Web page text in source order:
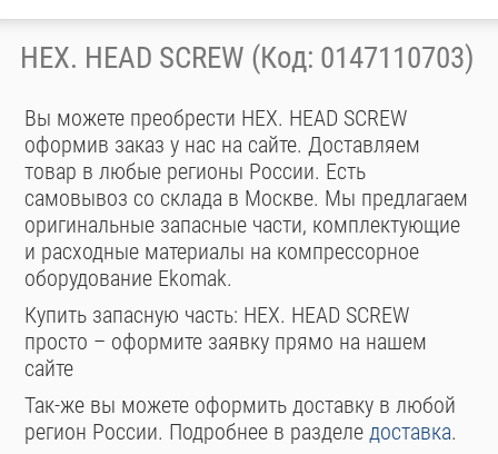
HEX. HEAD SCREW (Код: 0147110703)
Вы можете преобрести HEX. HEAD SCREW
оформив заказ у нас на сайте. Доставляем
товар в любые регионы России. Есть
самовывоз со склада в Москве. Мы предлагаем
оригинальные запасные части, комплектующие
и расходные материалы на компрессорное
оборудование Ekomak.
Купить запасную часть: HEX. HEAD SCREW
просто – оформите заявку прямо на нашем
сайте
Так-же вы можете оформить доставку в любой
регион России. Подробнее в разделедоставка.